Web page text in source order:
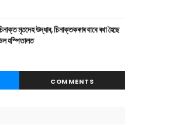
মৃতদেহ উদ্ধাৰ, চিনাক্তকৰণৰ বাবে ৰখা হৈছে
হস্পিতালত
COMMENTS